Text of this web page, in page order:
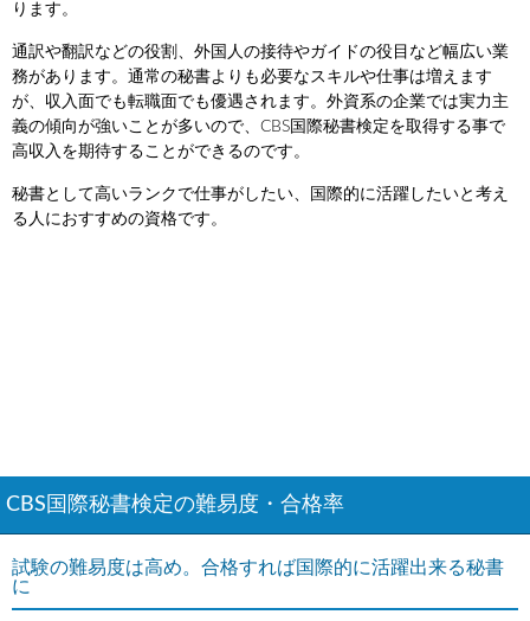
ります。
通訳や翻訳などの役割、外国人の接待やガイドの役目など幅広い業
務があります。通常の秘書よりも必要なスキルや仕事は増えます
が、収入面でも転職面でも優遇されます。外資系の企業では実力主
義の傾向が強いことが多いので、CBS国際秘書検定を取得する事で
高収入を期待することができるのです。
秘書として高いランクで仕事がしたい、国際的に活躍したいと考え
る人におすすめの資格です。
CBS国際秘書検定の難易度・合格率
試験の難易度は高め。合格すれば国際的に活躍出来る秘書
に